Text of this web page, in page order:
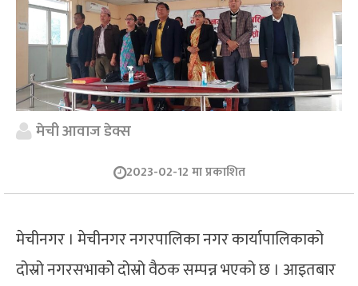
मेची आवाज डेक्स
2023-02-12 मा प्रकाशित
मेचीनगर । मेचीनगर नगरपालिका नगर कार्यापालिकाको
दोस्रो नगरसभाकोे दोस्रो वैठक सम्पन्न भएको छ । आइतबार